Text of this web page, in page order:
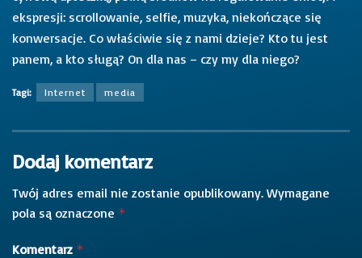
ekspresji: scrollowanie, selfie, muzyka, niekończące się
konwersacje. Co właściwie się z nami dzieje? Kto tu jest
panem, a kto sługą? On dla nas – czy my dla niego?
Tagi: Internet media
Dodaj komentarz
Twój adres email nie zostanie opublikowany. Wymagane
pola są oznaczone *
Komentarz *